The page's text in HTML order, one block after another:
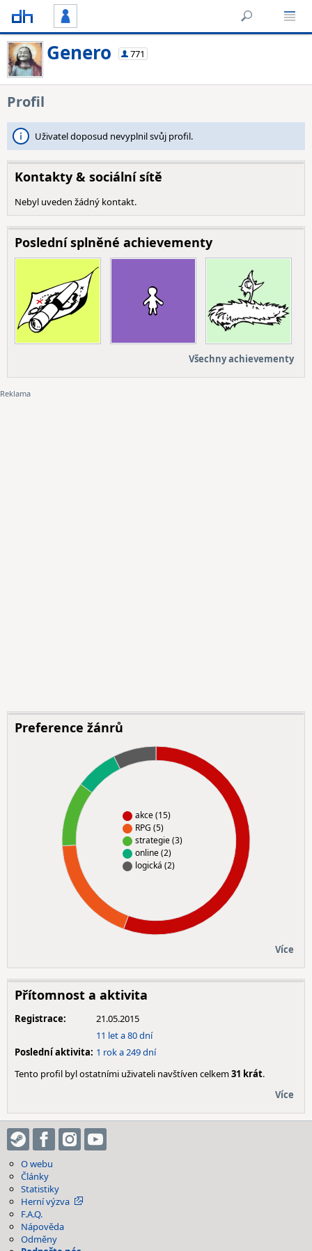
Genero 771
Profil
Uživatel doposud nevyplnil svůj profil.
Kontakty & sociální sítě
Nebyl uveden žádný kontakt.
Poslední splněné achievementy
Všechny achievementy
Preference žánrů
akce (15)
RPG (5)
strategie (3)
online (2)
logická (2)
Více
Přítomnost a aktivita
Registrace:
21.05.2015
11 let a 80 dní
Poslední aktivita: 1 rok a 249 dní
Tento profil byl ostatními uživateli navštíven celkem31 krát.
Více
O webu
Články
Statistiky
Herní výzva
F.A.Q.
Nápověda
Odměny